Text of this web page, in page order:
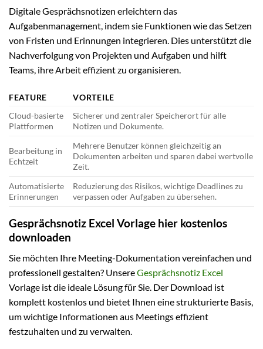
Digitale Gesprächsnotizen erleichtern das
Aufgabenmanagement, indem sie Funktionen wie das Setzen
von Fristen und Erinnungen integrieren. Dies unterstützt die
Nachverfolgung von Projekten und Aufgaben und hilft
Teams, ihre Arbeit effizient zu organisieren.
FEATURE
VORTEILE
Cloud-basierte
Plattformen
Sicherer und zentraler Speicherort für alle
Notizen und Dokumente.
Bearbeitung in
Echtzeit
Mehrere Benutzer können gleichzeitig an
Dokumenten arbeiten und sparen dabei wertvolle
Zeit.
Automatisierte
Erinnerungen
Reduzierung des Risikos, wichtige Deadlines zu
verpassen oder Aufgaben zu übersehen.
Gesprächsnotiz Excel Vorlage hier kostenlos
downloaden
Sie möchten Ihre Meeting-Dokumentation vereinfachen und
professionell gestalten? UnsereGesprächsnotiz Excel
Vorlage ist die ideale Lösung für Sie. Der Download ist
komplett kostenlos und bietet Ihnen eine strukturierte Basis,
um wichtige Informationen aus Meetings effizient
festzuhalten und zu verwalten.